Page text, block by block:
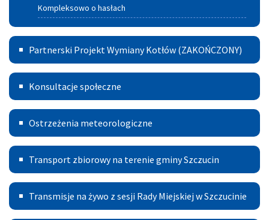
Kompleksowo o hasłach
Partnerski
Projekt
Wymiany
Kotłów
Partnerski Projekt Wymiany Kotłów (ZAKOŃCZONY)
Konsultacje
Konsultacje społeczne
Ostrzeżenia
meteorologiczne
Ostrzeżenia meteorologiczne
Transport
Publiczny
Transport zbiorowy na terenie gminy Szczucin
Transmisje
na
Transmisje na żywo z sesji Rady Miejskiej w Szczucinie